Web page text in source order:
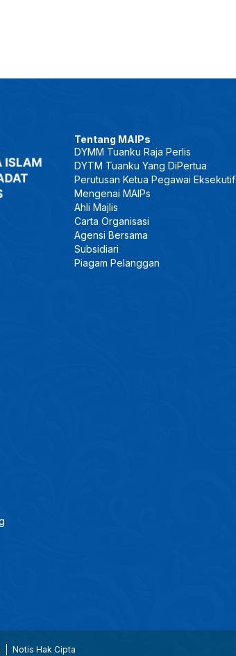
Tentang MAIPs
DYMM Tuanku Raja Perlis
DYTM Tuanku Yang DiPertua
Perutusan Ketua Pegawai Eksekutif
Mengenai MAIPs
Ahli Majlis
Carta Organisasi
Agensi Bersama
Subsidiari
Piagam Pelanggan
Notis Hak Cipta